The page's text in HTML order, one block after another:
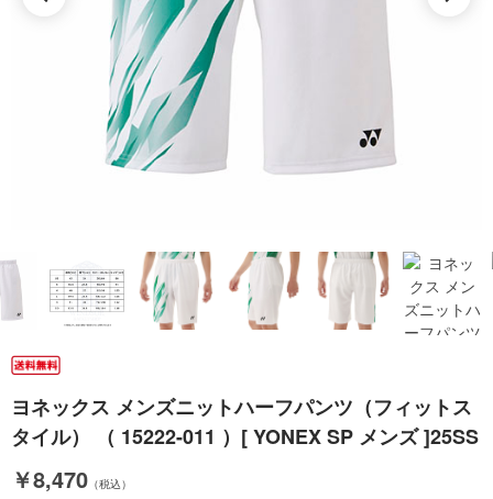
ヨネックス メンズニットハーフパンツ（フィットス
タイル） （ 15222-011 ）[ YONEX SP メンズ ]25SS
￥8,470 （税込）